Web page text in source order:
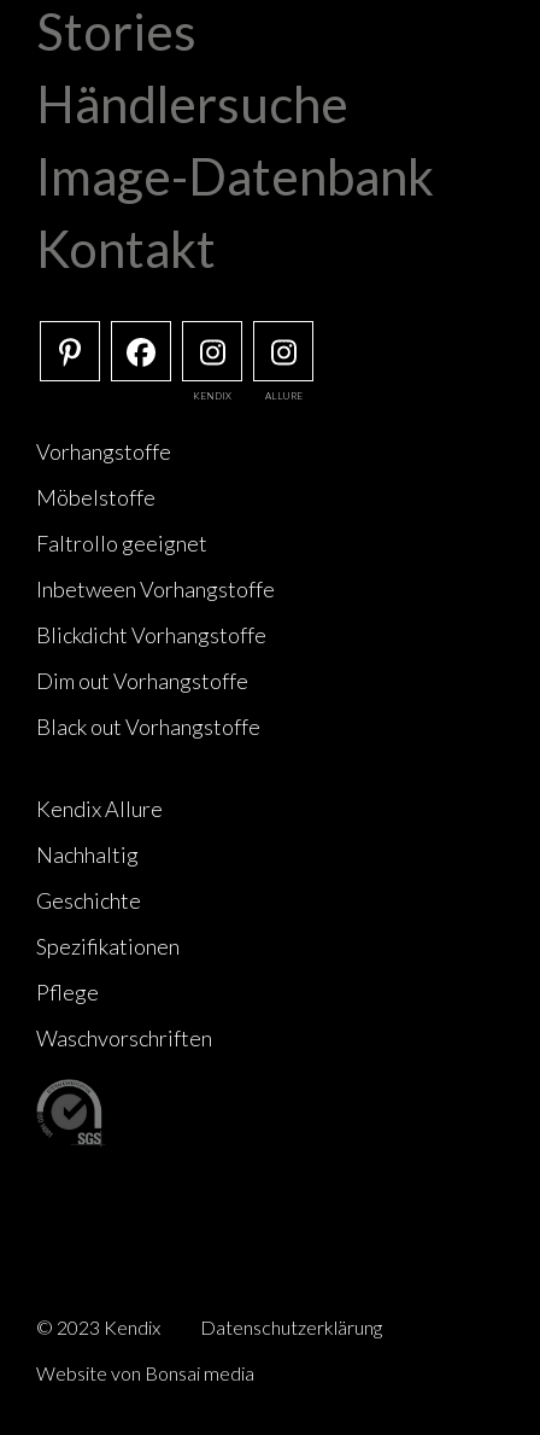
Stories
Händlersuche
Image-Datenbank
Kontakt
KENDIX ALLURE
Vorhangstoffe
Möbelstoffe
Faltrollo geeignet
Inbetween Vorhangstoffe
Blickdicht Vorhangstoffe
Dim out Vorhangstoffe
Black out Vorhangstoffe
Kendix Allure
Nachhaltig
Geschichte
Spezifikationen
Pflege
Waschvorschriften
© 2023 Kendix
Datenschutzerklärung
Website von Bonsai media